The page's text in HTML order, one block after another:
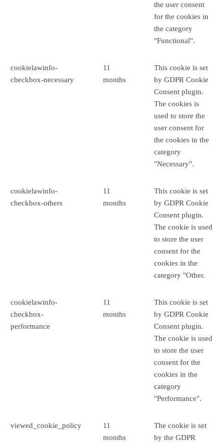
the user consent
for the cookies in
the category
"Functional".
cookielawinfo-
checkbox-necessary
11
months
This cookie is set
by GDPR Cookie
Consent plugin.
The cookies is
used to store the
user consent for
the cookies in the
category
"Necessary".
cookielawinfo-
checkbox-others
11
months
This cookie is set
by GDPR Cookie
Consent plugin.
The cookie is used
to store the user
consent for the
cookies in the
category "Other.
cookielawinfo-
checkbox-
performance
11
months
This cookie is set
by GDPR Cookie
Consent plugin.
The cookie is used
to store the user
consent for the
cookies in the
category
"Performance".
viewed_cookie_policy
11
months
The cookie is set
by the GDPR